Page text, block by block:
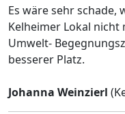
Es wäre sehr schade,
Kelheimer Lokal nicht
Umwelt-
besserer Platz.
Johanna Weinzierl